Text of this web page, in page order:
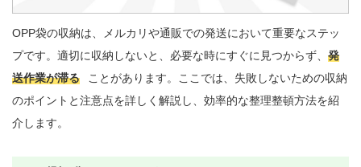
OPP袋の収納は、メルカリや通販での発送において重要なステッ
プです。適切に収納しないと、必要な時にすぐに見つからず、 発
送作業が滞る
ことがあります。ここでは、失敗しないための収納
のポイントと注意点を詳しく解説し、効率的な整理整頓方法を紹
介します。